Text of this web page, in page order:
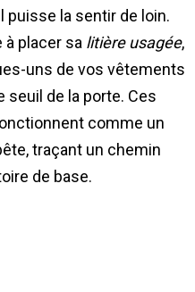
puisse la sentir de loin.
à placer sa litière usagée,
uns de vos vêtements
de la porte. Ces
comme un
traçant un chemin
de base.